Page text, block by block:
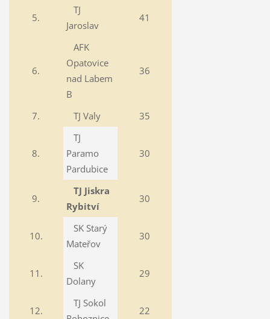
5.
TJ
Jaroslav
41
6.
AFK
Opatovice
nad Labem
B
36
7. TJ Valy 35
8.
TJ
Paramo
Pardubice
30
9.
TJ Jiskra
Rybitví
30
10.
SK Starý
Mateřov
30
11.
SK
Dolany
29
12.
TJ Sokol
22